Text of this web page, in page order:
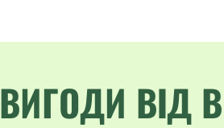
ВИГОДИ ВІД